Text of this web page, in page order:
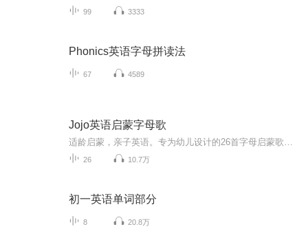
99 3333
Phonics英语字母拼读法
67 4589
Jojo英语启蒙字母歌
26 10.7万
初一英语单词部分
8 20.8万